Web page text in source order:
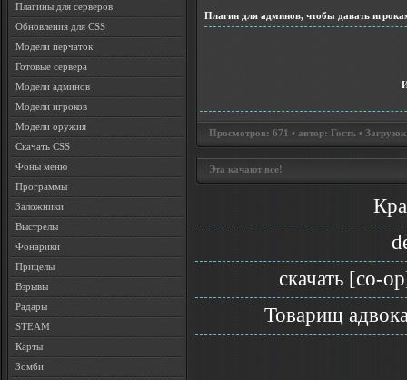
Плагины для серверов
Обновления для CSS
Модели перчаток
Готовые сервера
Модели админов
Модели игроков
Модели оружия
Скачать CSS
Фоны меню
Программы
Заложники
Выстрелы
Фонарики
Прицелы
Взрывы
Радары
STEAM
Карты
Зомби
Плагин для админов, чтобы давать
Просмотров: 671 • автор: Гость •
Эта качают все!
скачать [co-
Товарищ